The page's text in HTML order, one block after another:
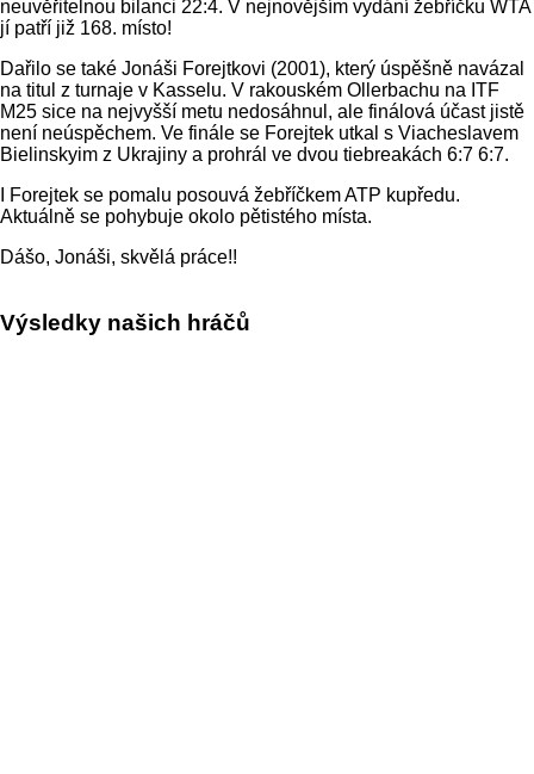
neuvěřitelnou bilanci 22:4. V nejnovějším vydání žebříčku WTA
jí patří již 168. místo!
Dařilo se také Jonáši Forejtkovi (2001), který úspěšně navázal
na titul z turnaje v Kasselu. V rakouském Ollerbachu na ITF
M25 sice na nejvyšší metu nedosáhnul, ale finálová účast jistě
není neúspěchem. Ve finále se Forejtek utkal s Viacheslavem
Bielinskyim z Ukrajiny a prohrál ve dvou tiebreakách 6:7 6:7.
I Forejtek se pomalu posouvá žebříčkem ATP kupředu.
Aktuálně se pohybuje okolo pětistého místa.
Dášo, Jonáši, skvělá práce!!
Výsledky našich hráčů